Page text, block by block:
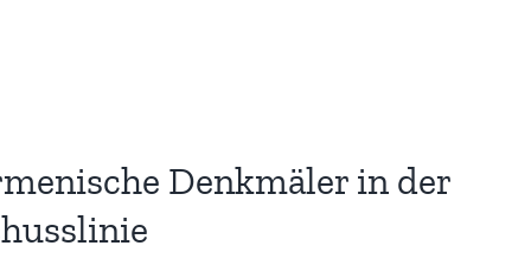
Denkmäler in der